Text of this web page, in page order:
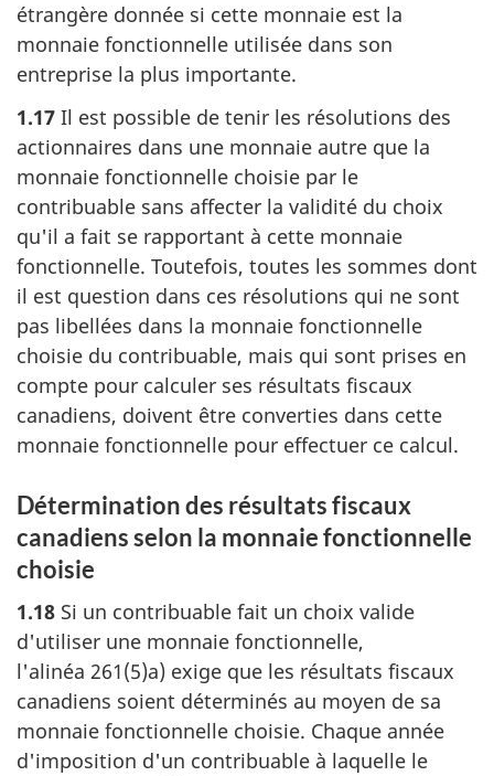
étrangère donnée si cette monnaie est la
monnaie fonctionnelle utilisée dans son
entreprise la plus importante.
1.17 Il est possible de tenir les résolutions des
actionnaires dans une monnaie autre que la
monnaie fonctionnelle choisie par le
contribuable sans affecter la validité du choix
qu'il a fait se rapportant à cette monnaie
fonctionnelle. Toutefois, toutes les sommes dont
il est question dans ces résolutions qui ne sont
pas libellées dans la monnaie fonctionnelle
choisie du contribuable, mais qui sont prises en
compte pour calculer ses résultats fiscaux
canadiens, doivent être converties dans cette
monnaie fonctionnelle pour effectuer ce calcul.
Détermination des résultats fiscaux
canadiens selon la monnaie fonctionnelle
choisie
1.18 Si un contribuable fait un choix valide
d'utiliser une monnaie fonctionnelle,
l'alinéa 261(5)a) exige que les résultats fiscaux
canadiens soient déterminés au moyen de sa
monnaie fonctionnelle choisie. Chaque année
d'imposition d'un contribuable à laquelle le